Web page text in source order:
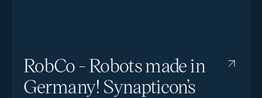
RobCo - Robots made in
Germany! Synapticon’s